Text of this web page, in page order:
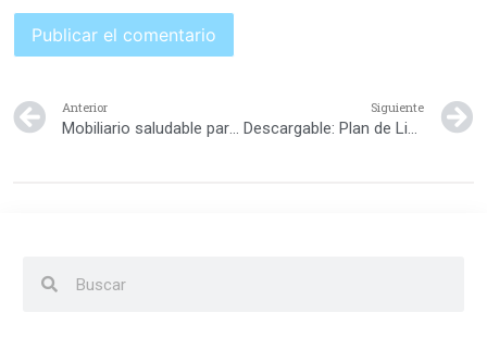
Anterior
Mobiliario saludable para niñas y niños
Siguiente
Descargable: Plan de Limpieza en el hogar